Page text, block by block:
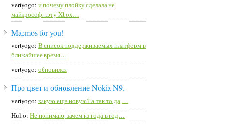
vertyogo: и почему плойку сделала не
майкрософт..эту Xbox…
Maemos for you!
vertyogo: В список поддерживаемых платформ в
ближайшее время…
vertyogo: обновился
Про цвет и обновление Nokia N9.
vertyogo: какую еще новую? а так то да,…
Hulio: Не понимаю, зачем из года в год…